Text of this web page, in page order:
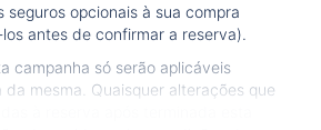
seguros opcionais à sua compra
antes de confirmar a reserva).
campanha só serão aplicáveis
mesma. Quaisquer alterações que